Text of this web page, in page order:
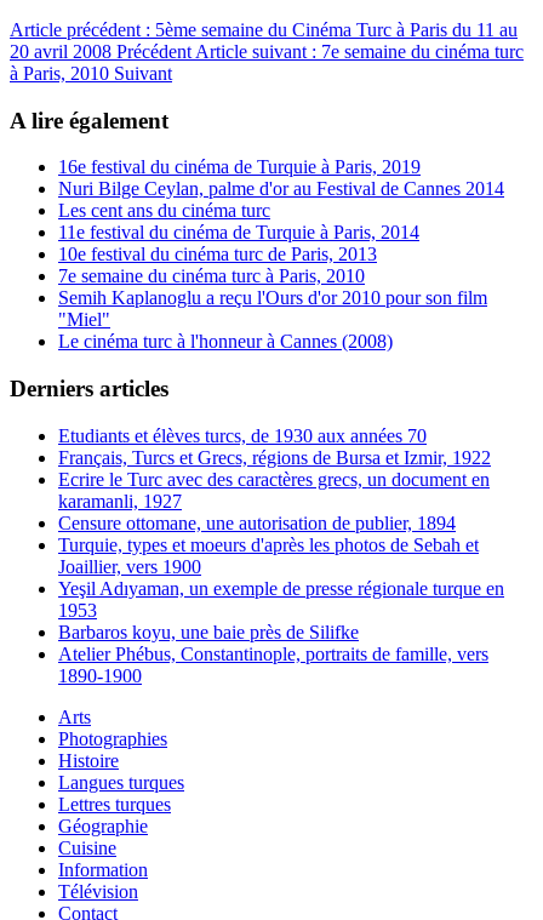
Article précédent : 5ème semaine du Cinéma Turc à Paris du 11 au
20 avril 2008 Précédent Article suivant : 7e semaine du cinéma turc
à Paris, 2010 Suivant
A lire également
16e festival du cinéma de Turquie à Paris, 2019
Nuri Bilge Ceylan, palme d'or au Festival de Cannes 2014
Les cent ans du cinéma turc
11e festival du cinéma de Turquie à Paris, 2014
10e festival du cinéma turc de Paris, 2013
7e semaine du cinéma turc à Paris, 2010
Semih Kaplanoglu a reçu l'Ours d'or 2010 pour son film
"Miel"
Le cinéma turc à l'honneur à Cannes (2008)
Derniers articles
Etudiants et élèves turcs, de 1930 aux années 70
Français, Turcs et Grecs, régions de Bursa et Izmir, 1922
Ecrire le Turc avec des caractères grecs, un document en
karamanli, 1927
Censure ottomane, une autorisation de publier, 1894
Turquie, types et moeurs d'après les photos de Sebah et
Joaillier, vers 1900
Yeşil Adıyaman, un exemple de presse régionale turque en
1953
Barbaros koyu, une baie près de Silifke
Atelier Phébus, Constantinople, portraits de famille, vers
1890-1900
Arts
Photographies
Histoire
Langues turques
Lettres turques
Géographie
Cuisine
Information
Télévision
Contact